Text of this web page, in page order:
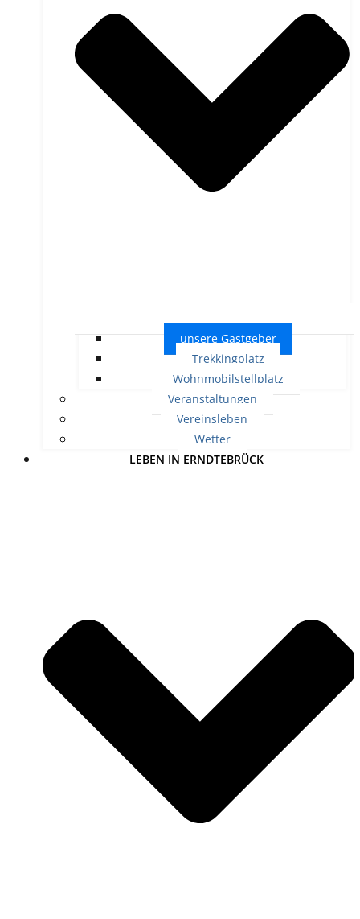
unsere Gastgeber
Trekkingplatz
Wohnmobilstellplatz
Veranstaltungen
Vereinsleben
Wetter
LEBEN IN ERNDTEBRÜCK